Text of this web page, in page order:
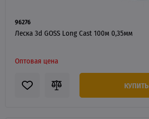
96276
Леска 3d GOSS Long Cast 100м 0,35мм
Оптовая цена
КУПИТЬ